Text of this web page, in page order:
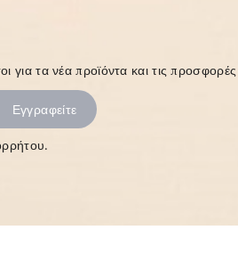
τα νέα προϊόντα και τις
.